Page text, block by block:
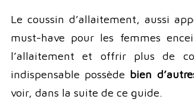
Le coussin d’allaitement, aussi
must-have pour les femmes
l’allaitement et offrir plus de
indispensable possède bien
voir, dans la suite de ce guide.